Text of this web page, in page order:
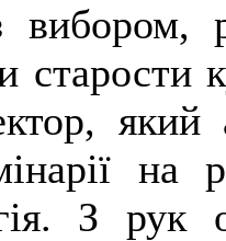
вибором,
старости
який
З